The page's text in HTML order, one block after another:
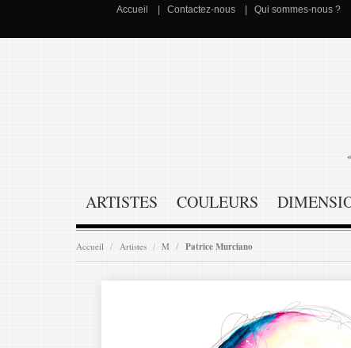
Accueil Contactez-nous Qui sommes-nous ?
ARTISTES COULEURS
Accueil Artistes M Patrice Murciano